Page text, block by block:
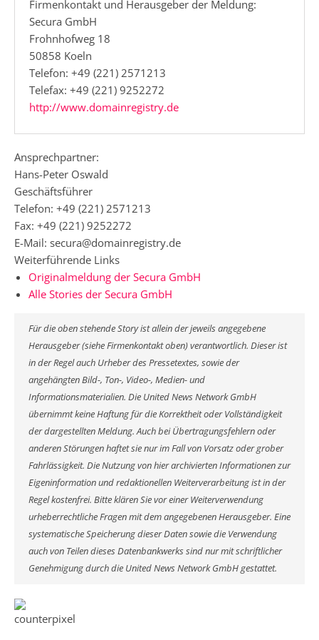
Firmenkontakt und Herausgeber der Meldung:
Secura GmbH
Frohnhofweg 18
50858 Koeln
Telefon: +49 (221) 2571213
Telefax: +49 (221) 9252272
http://www.domainregistry.de
Ansprechpartner:
Hans-Peter Oswald
Geschäftsführer
Telefon: +49 (221) 2571213
Fax: +49 (221) 9252272
E-Mail: secura@domainregistry.de
Weiterführende Links
Originalmeldung der Secura GmbH
Alle Stories der Secura GmbH
Für die oben stehende Story ist allein der jeweils angegebene
Herausgeber (siehe Firmenkontakt oben) verantwortlich. Dieser ist
in der Regel auch Urheber des Pressetextes, sowie der
angehängten Bild-, Ton-, Video-, Medien- und
Informationsmaterialien. Die United News Network GmbH
übernimmt keine Haftung für die Korrektheit oder Vollständigkeit
der dargestellten Meldung. Auch bei Übertragungsfehlern oder
anderen Störungen haftet sie nur im Fall von Vorsatz oder grober
Fahrlässigkeit. Die Nutzung von hier archivierten Informationen zur
Eigeninformation und redaktionellen Weiterverarbeitung ist in der
Regel kostenfrei. Bitte klären Sie vor einer Weiterverwendung
urheberrechtliche Fragen mit dem angegebenen Herausgeber. Eine
systematische Speicherung dieser Daten sowie die Verwendung
auch von Teilen dieses Datenbankwerks sind nur mit schriftlicher
Genehmigung durch die United News Network GmbH gestattet.